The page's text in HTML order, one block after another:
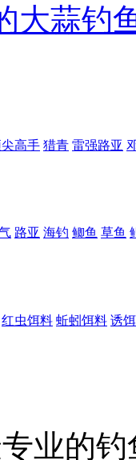
大蒜钓
高手 猎青 雷强路亚
路亚 海钓 鲫鱼 草鱼
红虫饵料 蚯蚓饵料 诱
业的